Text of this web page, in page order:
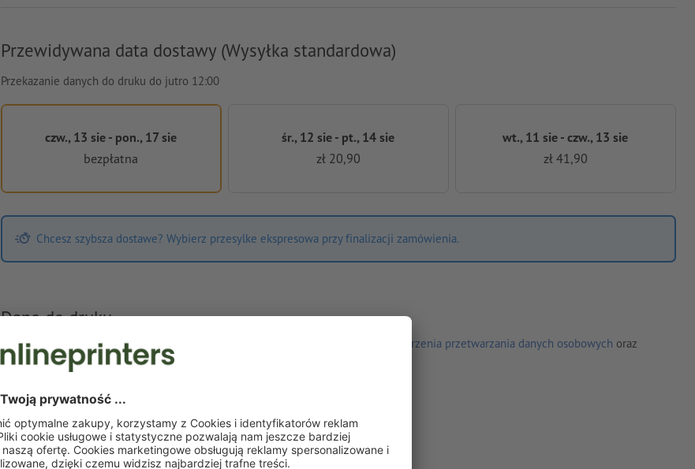
Przewidywana data dostawy (Wysyłka standardowa)
Przekazanie danych do druku do jutro 12:00
czw., 13 sie - pon., 17 sie
bezpłatna
śr., 12 sie - pt., 14 sie
zł 20,90
wt., 11 sie - czw., 13 sie
zł 41,90
Chcesz szybsza dostawe? Wybierz przesylke ekspresowa przy finalizacji zamówienia.
Dane do druku
W odniesieniu do przetwarzania danych do druku zastosowanie ma Umowę powierzenia przetwarzania danych osobowych oraz
Wymagania odnośnie danych do druku